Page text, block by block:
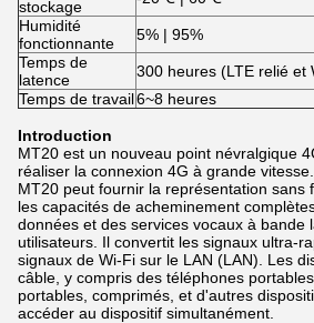
stockage
Humidité
fonctionnante
5% | 95%
Temps de
latence
300 heures (LTE relié et
Temps de travail6~8 heures
Introduction
MT20 est un nouveau point névralgique
réaliser la connexion 4G à grande vitesse.
MT20 peut fournir la représentation sans
les capacités de acheminement
données et des services vocaux à bande
utilisateurs. Il convertit les signaux ultra-
signaux de Wi-Fi sur le LAN (LAN). Les
câble, y compris des téléphones
portables, comprimés, et d'autres
accéder au dispositif simultanément.